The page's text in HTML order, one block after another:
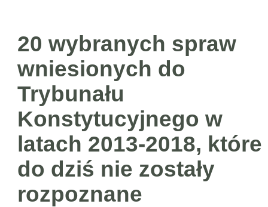
20 wybranych spraw
wniesionych do
Trybunału
Konstytucyjnego w
latach 2013-2018, które
do dziś nie zostały
rozpoznane